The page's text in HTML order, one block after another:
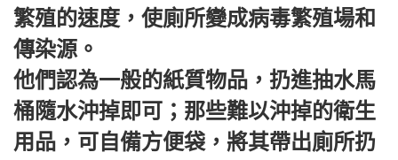
繁殖的速度，使廁所變成病毒繁殖場和
傳染源。
他們認為一般的紙質物品，扔進抽水馬
桶隨水沖掉即可；那些難以沖掉的衛生
用品，可自備方便袋，將其帶出廁所扔